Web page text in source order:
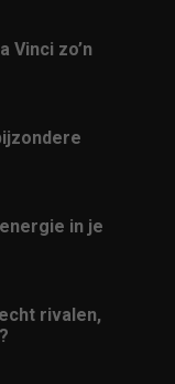
Vinci zo’n
in je
rivalen,